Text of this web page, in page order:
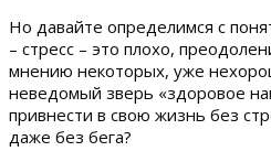
Но давайте определимся с
– стресс – это плохо,
мнению некоторых, уже
неведомый зверь «здоровое
привнести в свою жизнь без
даже без бега?